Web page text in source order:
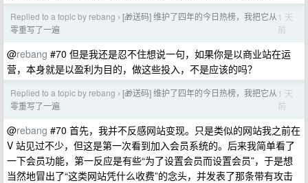
Replied to a topic by rebang › [🎁送码] 维护了四年的今日热榜，我把它从
零重写了一遍
1 天
前
@rebang #70 但是我还是忍不住想说一句，如果你是以商业站在运
营，本身就是以盈利为目的，做这些投入，不是应该的吗？
Replied to a topic by rebang › [🎁送码] 维护了四年的今日热榜，我把它从
零重写了一遍
1 天
前
@rebang #70 首先，我并不反感网站变现。只是类似的网站我之前在
V 站见过不少，但这是第一次看到加入会员系统的。后来我简单看了
一下会员功能，第一反应是有些“为了设置会员而设置会员”，于是想
当然地冒出了“这类网站凭什么收费”的念头，并发表了那条带有攻击